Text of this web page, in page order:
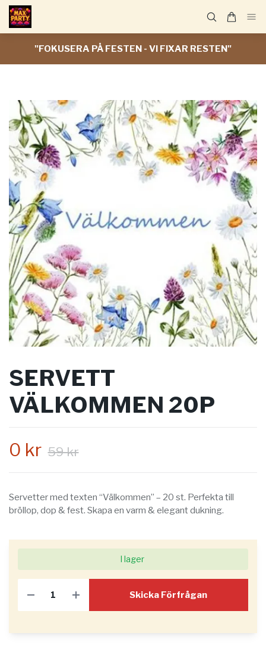
"FOKUSERA PÅ FESTEN - VI FIXAR RESTEN"
SERVETT
VÄLKOMMEN 20P
0 kr 59 kr
Servetter med texten “Välkommen” – 20 st. Perfekta till
bröllop, dop & fest. Skapa en varm & elegant dukning.
I lager
Skicka Förfrågan